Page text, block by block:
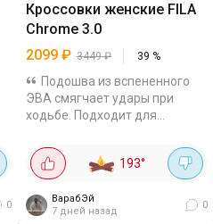
0
Кроссовки женские FILA
Chrome 3.0
2099 ₽ 3449₽ 39 %
Подошва из вспененного
ЭВА смягчает удары при
ходьбе. Подходит для
завершения спортивного лука.
Материал подошвы устойчив
к истиранию,...
193°
ВарабЭй
7 дней назад
0